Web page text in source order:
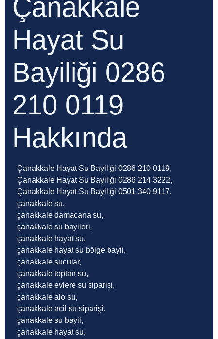
Çanakkale
Hayat Su
Bayiliği 0286
210 0119
Hakkında
Çanakkale Hayat Su Bayiliği 0286 210 0119,
Çanakkale Hayat Su Bayiliği 0286 214 3222,
Çanakkale Hayat Su Bayiliği 0501 340 9117,
çanakkale su,
çanakkale damacana su,
çanakkale su bayileri,
çanakkale hayat su,
çanakkale hayat su bölge bayii,
çanakkale sucular,
çanakkale toptan su,
çanakkale evlere su siparişi,
çanakkale alo su,
çanakkale acil su siparişi,
çanakkale su bayii,
çanakkale hayat su,